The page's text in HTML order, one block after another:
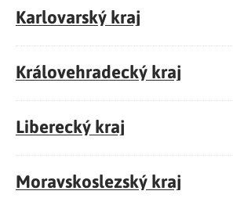
Karlovarský kraj
Královehradecký kraj
Liberecký kraj
Moravskoslezský kraj